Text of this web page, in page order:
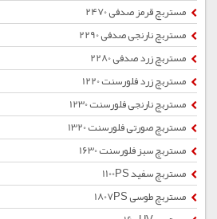
مستربچ قرمز صدفی 2470
مستربچ نارنجی صدفی 2290
مستربچ زرد صدفی 2280
مستربچ زرد فلورسنت 1220
مستربچ نارنجی فلورسنت 1230
مستربچ صورتی فلورسنت 1320
مستربچ سبز فلورسنت 1630
مستربچ سفید 1100PS
مستربچ طوسی 1807PS